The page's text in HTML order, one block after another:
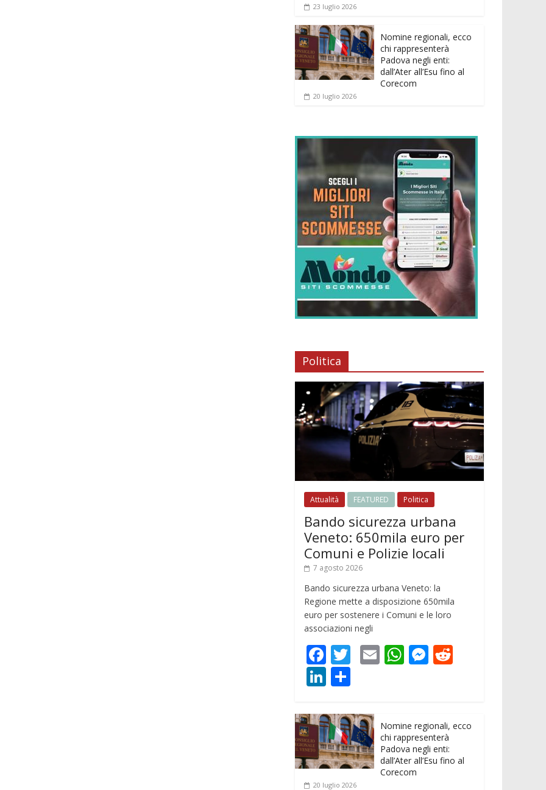
23 luglio 2026
Nomine regionali, ecco
chi rappresenterà
Padova negli enti:
dall’Ater all’Esu fino al
Corecom
20 luglio 2026
Politica
Attualità FEATURED Politica
Bando sicurezza urbana
Veneto: 650mila euro per
Comuni e Polizie locali
7 agosto 2026
Bando sicurezza urbana Veneto: la
Regione mette a disposizione 650mila
euro per sostenere i Comuni e le loro
associazioni negli
F
ac
e
b
o
o
k
T
er
E W
A
p
p
M
n
g
er
t
Li
k
e
dI
n
n
di
vi
di
Nomine regionali, ecco
chi rappresenterà
Padova negli enti:
dall’Ater all’Esu fino al
Corecom
20 luglio 2026